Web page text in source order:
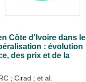
Côte d'Ivoire dans le
: évolution
des prix et de la
; Cirad ; et al.